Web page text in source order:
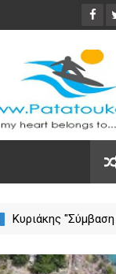
Κυριάκης
χρηματοδότηση της